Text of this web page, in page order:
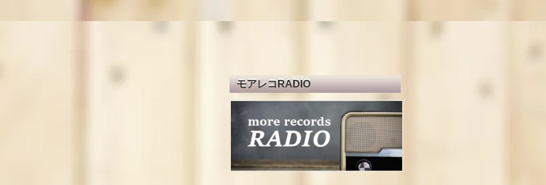
モアレコRADIO